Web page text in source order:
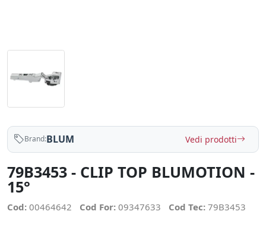
Brand:BLUM Vedi prodotti
79B3453 - CLIP TOP BLUMOTION -
15°
Cod: 00464642 Cod For: 09347633 Cod Tec: 79B3453